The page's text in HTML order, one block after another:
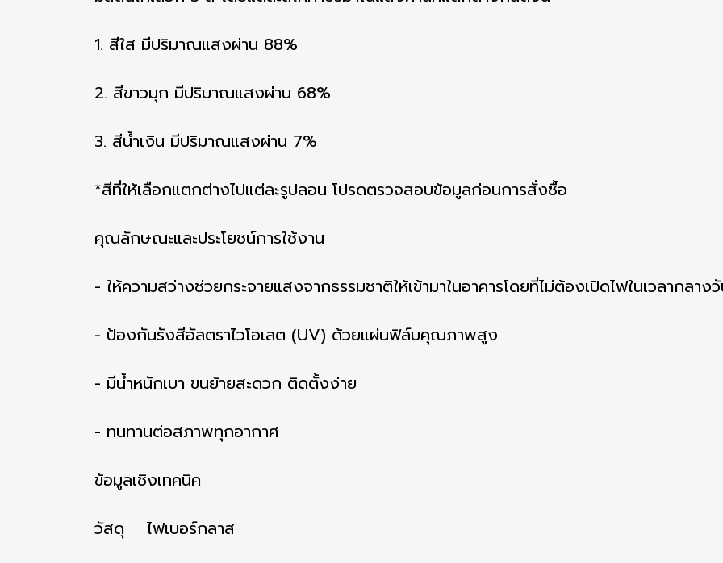
1. สีใส มีปริมาณแสงผ่าน 88%
2. สีขาวมุก มีปริมาณแสงผ่าน 68%
3. สีน้ำเงิน มีปริมาณแสงผ่าน 7%
*สีที่ให้เลือกแตกต่างไปแต่ละรูปลอน โปรดตรวจสอบข้อมูลก่อนการสั่งซื้อ
คุณลักษณะและประโยชน์การใช้งาน
- ให้ความสว่างช่วยกระจายแสงจากธรรมชาติให้เข้ามาในอาคารโดยที่ไม่ต้องเปิดไฟในเวลากลาง
- ป้องกันรังสีอัลตราไวโอเลต (UV) ด้วยแผ่นฟิล์มคุณภาพสูง
- มีน้ำหนักเบา ขนย้ายสะดวก ติดตั้งง่าย
- ทนทานต่อสภาพทุกอากาศ
ข้อมูลเชิงเทคนิค
วัสดุ ไฟเบอร์กลาส